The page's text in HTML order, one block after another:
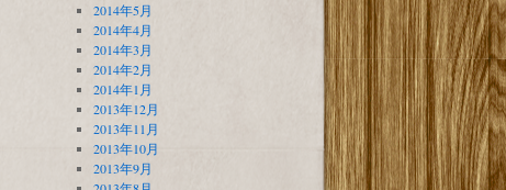
2014年5月
2014年4月
2014年3月
2014年2月
2014年1月
2013年12月
2013年11月
2013年10月
2013年9月